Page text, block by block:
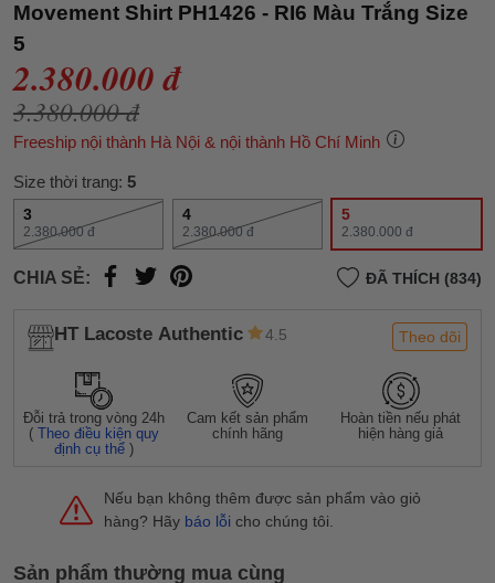
Movement Shirt PH1426 - RI6 Màu Trắng Size
5
2.380.000 đ
3.380.000 đ
Freeship nội thành Hà Nội & nội thành Hồ Chí Minh
Size thời trang: 5
3
2.380.000 đ
4
2.380.000 đ
5
2.380.000 đ
CHIA SẺ: ĐÃ THÍCH (834)
HT Lacoste Authentic 4.5 Theo dõi
Đỗi trả trong vòng 24h
(Theo điều kiện quy
định cụ thể )
Cam kết sản phẩm
chính hãng
Hoàn tiền nếu phát
hiện hàng giả
Nếu bạn không thêm được sản phẩm vào giỏ
hàng? Hãy báo lỗi cho chúng tôi.
Sản phẩm thường mua cùng